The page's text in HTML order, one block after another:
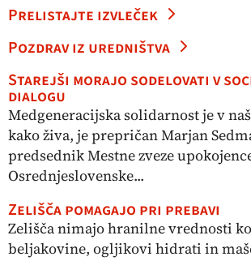
Prelistajte izvleček
Pozdrav iz uredništva
Starejši morajo sodelovati v
dialogu
Medgeneracijska solidarnost je v
kako živa, je prepričan Marjan
predsednik Mestne zveze
Osrednjeslovenske...
Zelišča pomagajo pri prebavi
Zelišča nimajo hranilne vrednosti
beljakovine, ogljikovi hidrati in